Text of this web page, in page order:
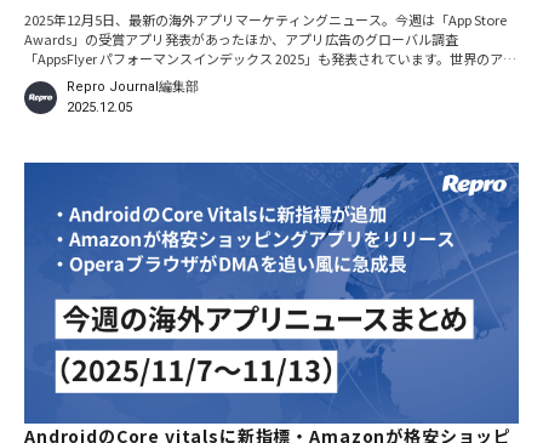
2025年12月5日、最新の海外アプリマーケティングニュース。今週は「App Store
Awards」の受賞アプリ発表があったほか、アプリ広告のグローバル調査
「AppsFlyer パフォーマンスインデックス 2025」も発表されています。世界のアプ
リトレンドをつかむためにぜひご覧ください。 ※本記事における日時の記載は、
特別な断りがない限りすべて現地時間です。 Appleが「App Store Awards」受賞ア
プリを発表 2025年12月4日、Appleが2025年の「App Store
Repro Journal編集部
2025.12.05
AndroidのCore vitalsに新指標・Amazonが格安ショッピ